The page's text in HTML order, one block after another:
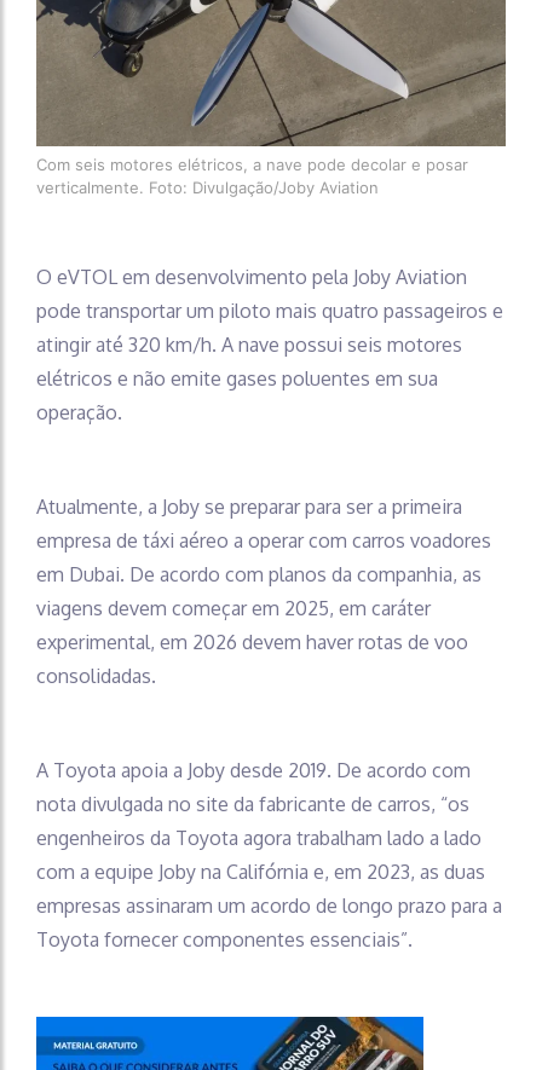
Com seis motores elétricos, a nave pode decolar e posar
verticalmente. Foto: Divulgação/Joby Aviation
O eVTOL em desenvolvimento pela Joby Aviation
pode transportar um piloto mais quatro passageiros e
atingir até 320 km/h. A nave possui seis motores
elétricos e não emite gases poluentes em sua
operação.
Atualmente, a Joby se preparar para ser a primeira
empresa de táxi aéreo a operar com carros voadores
em Dubai. De acordo com planos da companhia, as
viagens devem começar em 2025, em caráter
experimental, em 2026 devem haver rotas de voo
consolidadas.
A Toyota apoia a Joby desde 2019. De acordo com
nota divulgada no site da fabricante de carros, “os
engenheiros da Toyota agora trabalham lado a lado
com a equipe Joby na Califórnia e, em 2023, as duas
empresas assinaram um acordo de longo prazo para a
Toyota fornecer componentes essenciais”.